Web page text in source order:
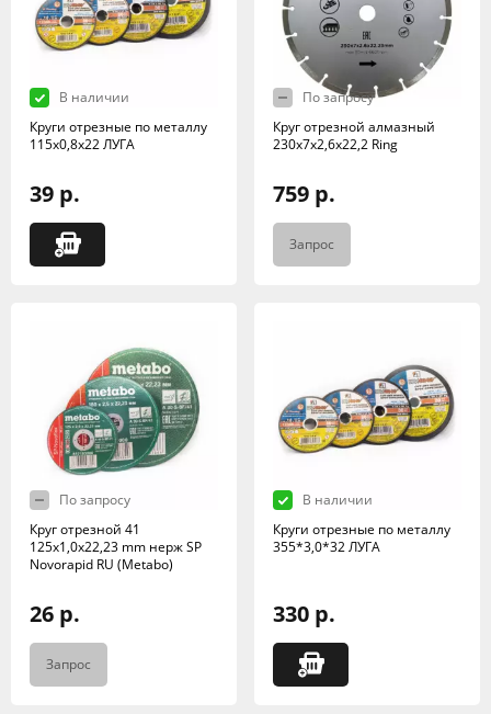
В наличии
Круги отрезные по металлу
115х0,8х22 ЛУГА
39 р.
По запросу
Круг отрезной алмазный
230х7х2,6х22,2 Ring
759 р.
Запрос
По запросу
Круг отрезной 41
125х1,0х22,23 mm нерж SP
Novorapid RU (Metabo)
26 р.
Запрос
В наличии
Круги отрезные по металлу
355*3,0*32 ЛУГА
330 р.